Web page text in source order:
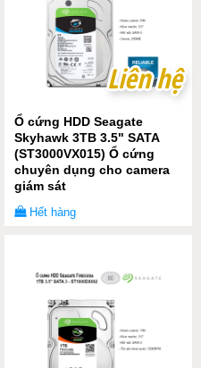
Liên hệ
Liên hệ
Ổ cứng HDD Seagate
Skyhawk 3TB 3.5" SATA
(ST3000VX015) Ổ cứng
chuyên dụng cho camera
giám sát
Hết hàng